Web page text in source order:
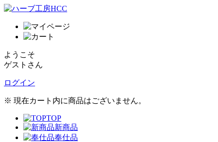
ようこそ
ゲストさん
ログイン
※ 現在カート内に商品はございません。
TOP
新商品
奉仕品